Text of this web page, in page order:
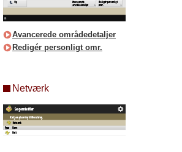
Avancerede områdedetaljer
Redigér personligt omr.
Netværk